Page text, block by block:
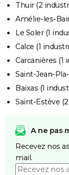
FORUM
Thuir (2
Amélie-les-
Le Soler (1
Calce (1
Carcanières (1
Saint-Jean-
Baixas (1
Saint-Estève
A ne pas
Recevez nos
mail.